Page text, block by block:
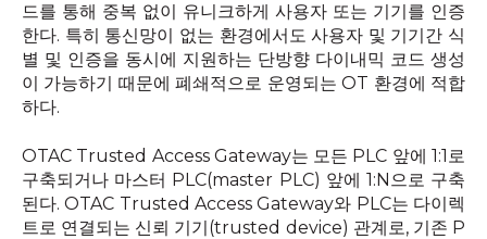
드를 통해 중복 없이 유니크하게 사용자 또는 기기를 인증
한다. 특히 통신망이 없는 환경에서도 사용자 및 기기간 식
별 및 인증을 동시에 지원하는 단방향 다이내믹 코드 생성
이 가능하기 때문에 폐쇄적으로 운영되는 OT 환경에 적합
하다.
OTAC Trusted Access Gateway는 모든 PLC 앞에 1:1 로
구축되거나 마스터 PLC(master PLC) 앞에 1:N 으로 구축
된다. OTAC Trusted Access Gateway와 PLC는 다이렉
트로 연결되는 신뢰 기기(trusted device) 관계로, 기존 P